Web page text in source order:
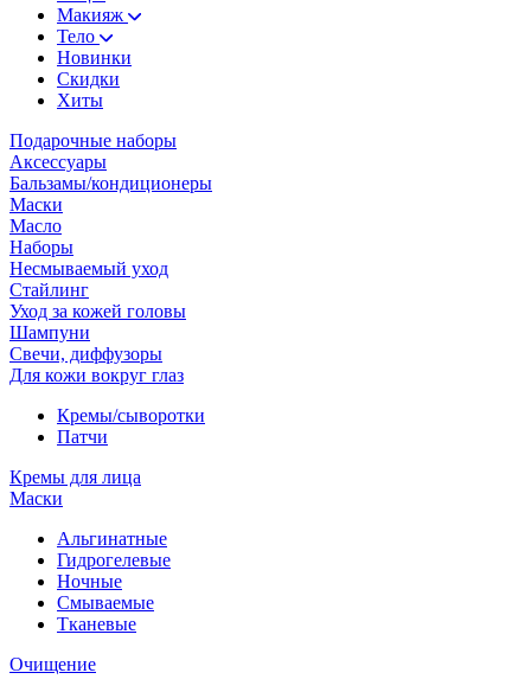
Макияж
Тело
Новинки
Скидки
Хиты
Подарочные наборы
Аксессуары
Бальзамы/кондиционеры
Маски
Масло
Наборы
Несмываемый уход
Стайлинг
Уход за кожей головы
Шампуни
Свечи, диффузоры
Для кожи вокруг глаз
Кремы/сыворотки
Патчи
Кремы для лица
Маски
Альгинатные
Гидрогелевые
Ночные
Смываемые
Тканевые
Очищение